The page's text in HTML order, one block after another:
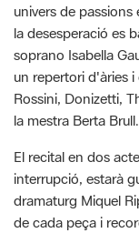
un repertori d'àries
Rossini, Donizetti,
la mestra Berta Brull.
El recital en dos
interrupció, estarà
de cada peça i
sent un mirall viu de
programa inclou
picardia del duet